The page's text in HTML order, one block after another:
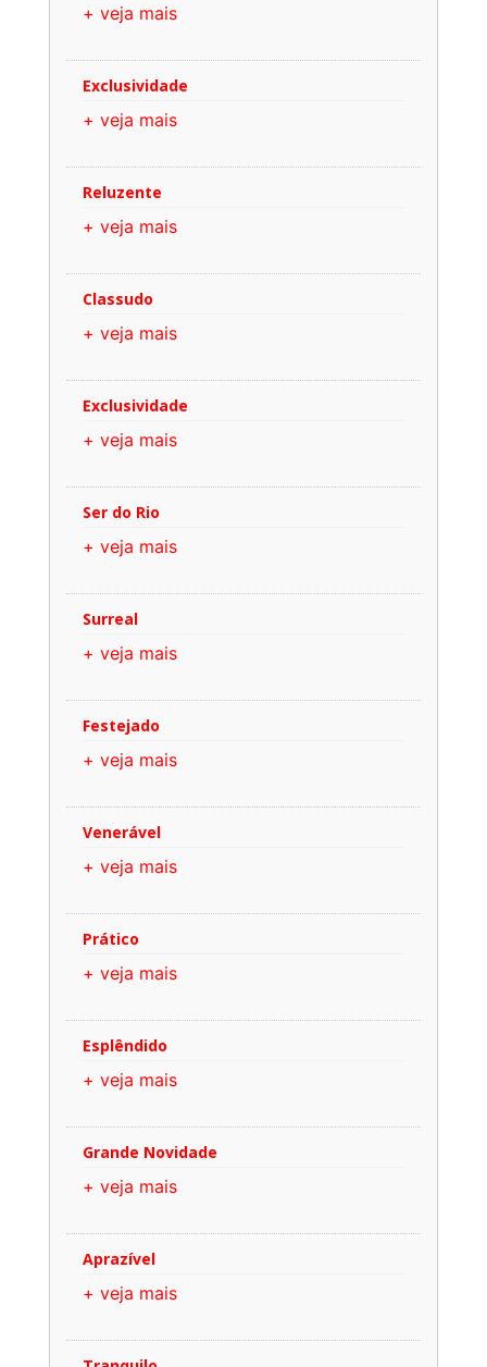
+ veja mais
Exclusividade
+ veja mais
Reluzente
+ veja mais
Classudo
+ veja mais
Exclusividade
+ veja mais
Ser do Rio
+ veja mais
Surreal
+ veja mais
Festejado
+ veja mais
Venerável
+ veja mais
Prático
+ veja mais
Esplêndido
+ veja mais
Grande Novidade
+ veja mais
Aprazível
+ veja mais